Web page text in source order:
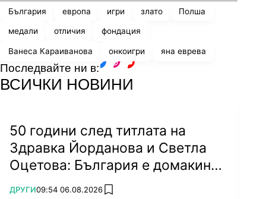
България европа игри злато Полша
медали отличия фондация
Ванеса Караиванова онкоигри яна еврева
Последвайте ни в:
ВСИЧКИ НОВИНИ
50 години след титлата на
Здравка Йорданова и Светла
Оцетова: България е домакин
на световно!
ПОВЕЧЕ ОТ
ДРУГИ09:54 06.08.2026 add favorites